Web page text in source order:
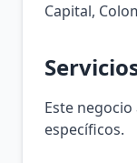
Capital,
Este
específicos.